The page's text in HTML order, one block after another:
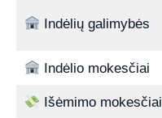
Indėlių galimybės
Indėlio mokesčiai
Išėmimo mokesčiai